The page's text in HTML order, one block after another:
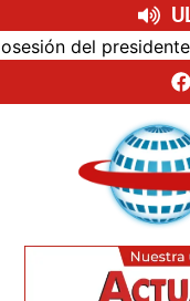
del presidente